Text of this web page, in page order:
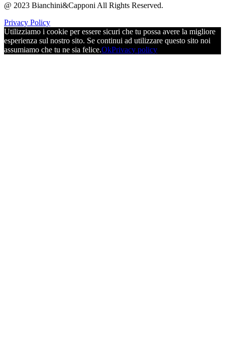
@ 2023 Bianchini&Capponi All Rights Reserved.
Privacy Policy
Utilizziamo i cookie per essere sicuri che tu possa avere la migliore
esperienza sul nostro sito. Se continui ad utilizzare questo sito noi
assumiamo che tu ne sia felice.OkPrivacy policy